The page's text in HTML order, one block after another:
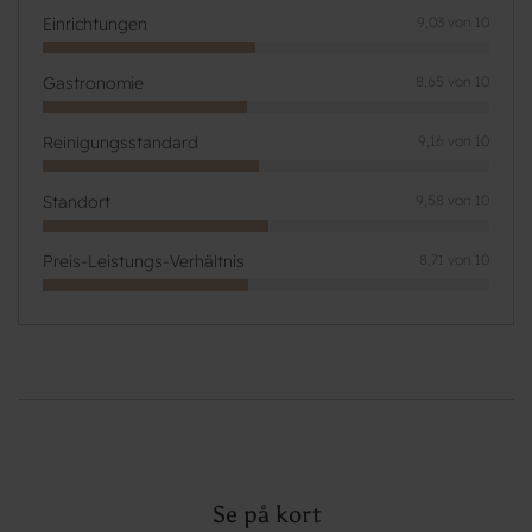
Einrichtungen 9,03 von 10
Gastronomie 8,65 von 10
Reinigungsstandard 9,16 von 10
Standort 9,58 von 10
Preis-Leistungs-Verhältnis 8,71 von 10
Se på kort